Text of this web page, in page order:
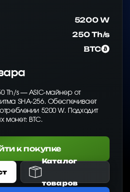
5200 W
250 Th/s
BTC
Th/s — ASIC-майнер от
SHA-256. Обеспечивает
5200 W. Подходит
монет: BTC.
к покупке
Каталог
товаров